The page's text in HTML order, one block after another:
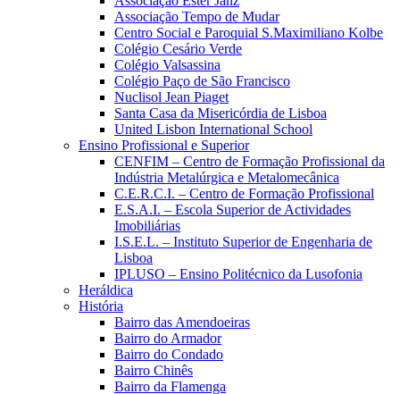
Associação Tempo de Mudar
Centro Social e Paroquial S.Maximiliano Kolbe
Colégio Cesário Verde
Colégio Valsassina
Colégio Paço de São Francisco
Nuclisol Jean Piaget
Santa Casa da Misericórdia de Lisboa
United Lisbon International School
Ensino Profissional e Superior
CENFIM – Centro de Formação Profissional da
Indústria Metalúrgica e Metalomecânica
C.E.R.C.I. – Centro de Formação Profissional
E.S.A.I. – Escola Superior de Actividades
Imobiliárias
I.S.E.L. – Instituto Superior de Engenharia de
Lisboa
IPLUSO – Ensino Politécnico da Lusofonia
Heráldica
História
Bairro das Amendoeiras
Bairro do Armador
Bairro do Condado
Bairro Chinês
Bairro da Flamenga